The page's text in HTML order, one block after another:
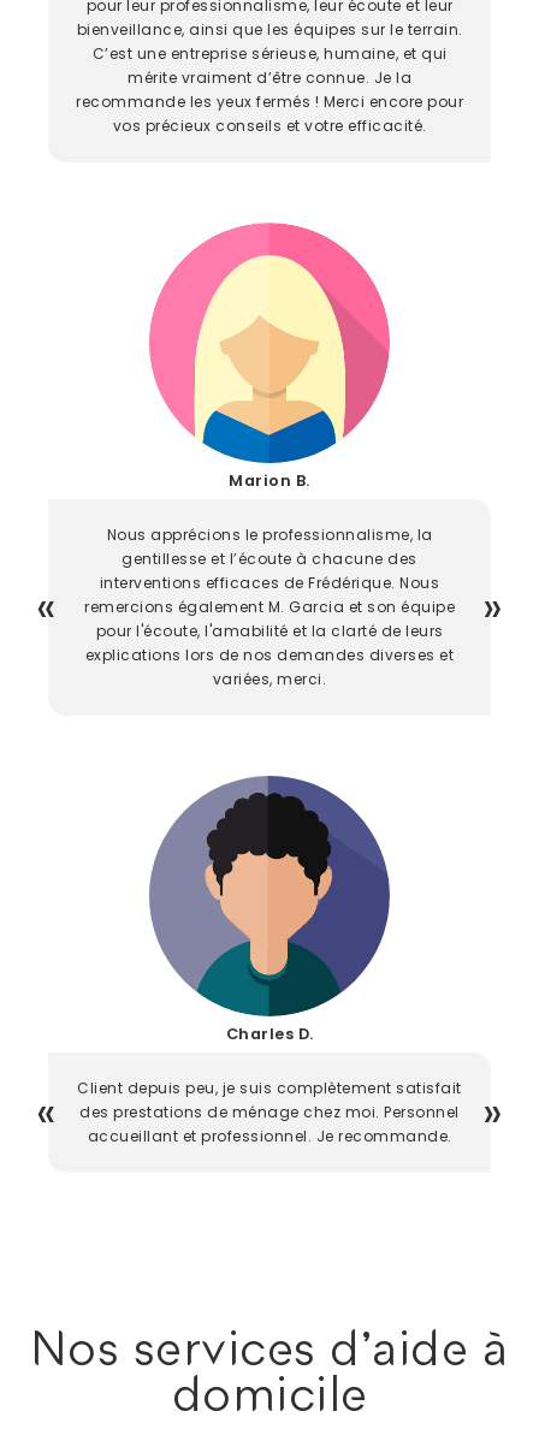
pour leur professionnalisme, leur écoute et leur
bienveillance, ainsi que les équipes sur le terrain.
C’est une entreprise sérieuse, humaine, et qui
mérite vraiment d’être connue. Je la
recommande les yeux fermés ! Merci encore pour
vos précieux conseils et votre efficacité.
Marion B.
Nous apprécions le professionnalisme, la
gentillesse et l’écoute à chacune des
interventions efficaces de Frédérique. Nous
remercions également M. Garcia et son équipe
pour l'écoute, l'amabilité et la clarté de leurs
explications lors de nos demandes diverses et
variées, merci.
Charles D.
Client depuis peu, je suis complètement satisfait
des prestations de ménage chez moi. Personnel
accueillant et professionnel. Je recommande.
Nos services d'aide à
domicile